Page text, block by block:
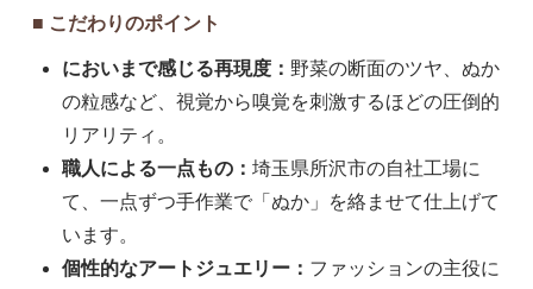
■ こだわりのポイント
においまで感じる再現度： 野菜の断面のツヤ、ぬか
の粒感など、視覚から嗅覚を刺激するほどの圧倒的
リアリティ。
職人による一点もの： 埼玉県所沢市の自社工場に
て、一点ずつ手作業で「ぬか」を絡ませて仕上げて
います。
個性的なアートジュエリー： ファッションの主役に